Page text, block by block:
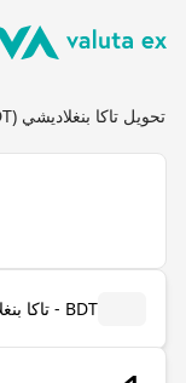
BDT - تاكا بنغلاديشي